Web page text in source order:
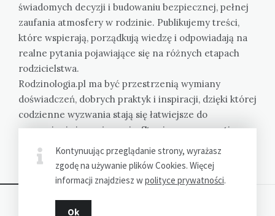
świadomych decyzji i budowaniu bezpiecznej, pełnej
zaufania atmosfery w rodzinie. Publikujemy treści,
które wspierają, porządkują wiedzę i odpowiadają na
realne pytania pojawiające się na różnych etapach
rodzicielstwa.
Rodzinologia.pl ma być przestrzenią wymiany
doświadczeń, dobrych praktyk i inspiracji, dzięki której
codzienne wyzwania stają się łatwiejsze do
zrozumienia i przeżywania. Stawiamy na empatię,
konkret i bliskość spraw ważnych dla każdego domu.
Bez oceniania, z troską i uwagą.
Kontynuując przeglądanie strony, wyrażasz
zgodę na używanie plików Cookies. Więcej
informacji znajdziesz wpolityce prywatności.
Ok